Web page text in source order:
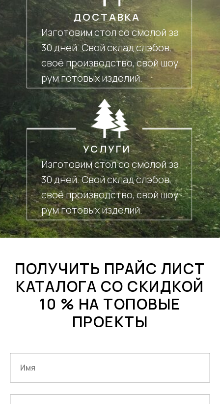
Изготовим стол со смолой за
30 дней. Свой склад слэбов,
своё производство, свой шоу
рум готовых изделий.
ДОСТАВКА
Изготовим стол со смолой за
30 дней. Свой склад слэбов,
своё производство, свой шоу
рум готовых изделий.
УСЛУГИ
ПОЛУЧИТЬ ПРАЙС ЛИСТ
КАТАЛОГА СО СКИДКОЙ
10 % НА ТОПОВЫЕ
ПРОЕКТЫ